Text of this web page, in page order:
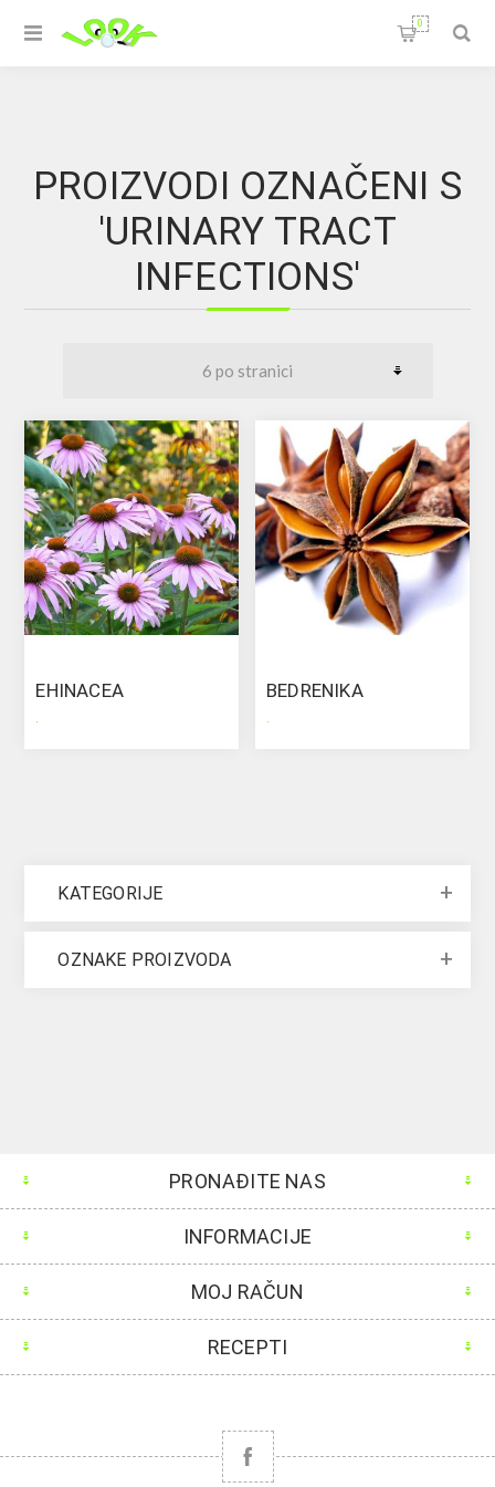
0
PROIZVODI OZNAČENI S
'URINARY TRACT
INFECTIONS'
EHINACEA BEDRENIKA
KATEGORIJE
OZNAKE PROIZVODA
PRONAĐITE NAS
INFORMACIJE
MOJ RAČUN
RECEPTI